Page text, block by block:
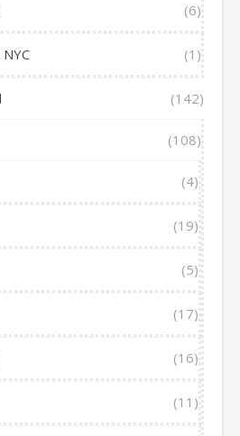
(6)
(1)
(142)
(108)
(4)
(19)
(5)
(17)
(16)
(11)